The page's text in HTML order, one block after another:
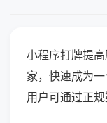
小程序打牌提
家，快速成为
用户可通过正规